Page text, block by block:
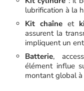
lubrification à la
Kit chaîne et
assurent la
impliquent un
Batterie,
élément influe
montant global à